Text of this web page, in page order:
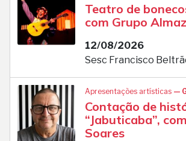
Teatro de
com Grupo
12/08/2026
Sesc Francisco
Apresentações artísticas —
Contação de
“Jabuticaba”,
Soares